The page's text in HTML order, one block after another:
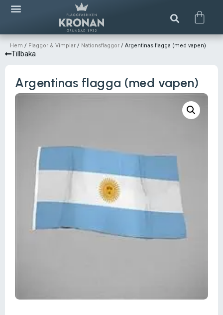
Hem / Flaggor & Vimplar / Nationsflaggor / Argentinas flagga (med vapen)
Tillbaka
Argentinas flagga (med vapen)